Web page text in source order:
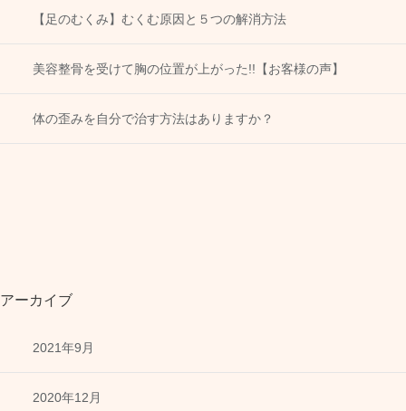
【足のむくみ】むくむ原因と５つの解消方法
美容整骨を受けて胸の位置が上がった!!【お客様の声】
体の歪みを自分で治す方法はありますか？
アーカイブ
2021年9月
2020年12月